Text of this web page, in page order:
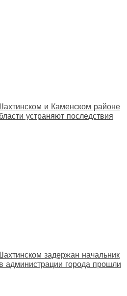
и Каменском районе
устраняют последствия
задержан начальник
администрации города прошли